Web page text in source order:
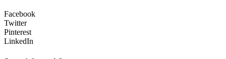
Facebook
Twitter
Pinterest
LinkedIn